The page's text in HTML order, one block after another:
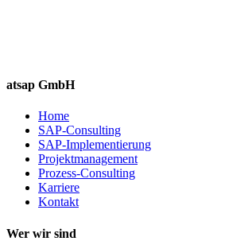
atsap GmbH
Home
SAP-Consulting
SAP-Implementierung
Projektmanagement
Prozess-Consulting
Karriere
Kontakt
Wer wir sind